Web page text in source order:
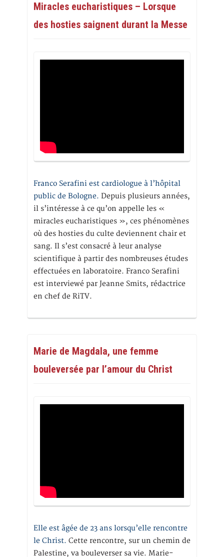
Miracles eucharistiques – Lorsque
des hosties saignent durant la Messe
Franco Serafini est cardiologue à l’hôpital
public de Bologne. Depuis plusieurs années,
il s’intéresse à ce qu’on appelle les «
miracles eucharistiques », ces phénomènes
où des hosties du culte deviennent chair et
sang. Il s’est consacré à leur analyse
scientifique à partir des nombreuses études
effectuées en laboratoire. Franco Serafini
est interviewé par Jeanne Smits, rédactrice
en chef de RiTV.
Marie de Magdala, une femme
bouleversée par l’amour du Christ
Elle est âgée de 23 ans lorsqu’elle rencontre
le Christ. Cette rencontre, sur un chemin de
Palestine, va bouleverser sa vie. Marie-